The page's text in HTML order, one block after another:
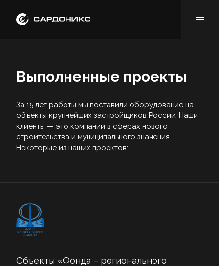
Выполненные проекты
За 15 лет работы мы поставили оборудование на
объекты крупнейших застройщиков России. Наши
клиенты — это компании в сферах нового
строительства и муниципального значения.
Некоторые из наших проектов:
Объекты «Фонда – регионального